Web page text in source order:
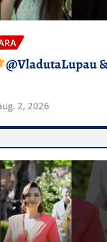
@VladutaLupau
2, 2026